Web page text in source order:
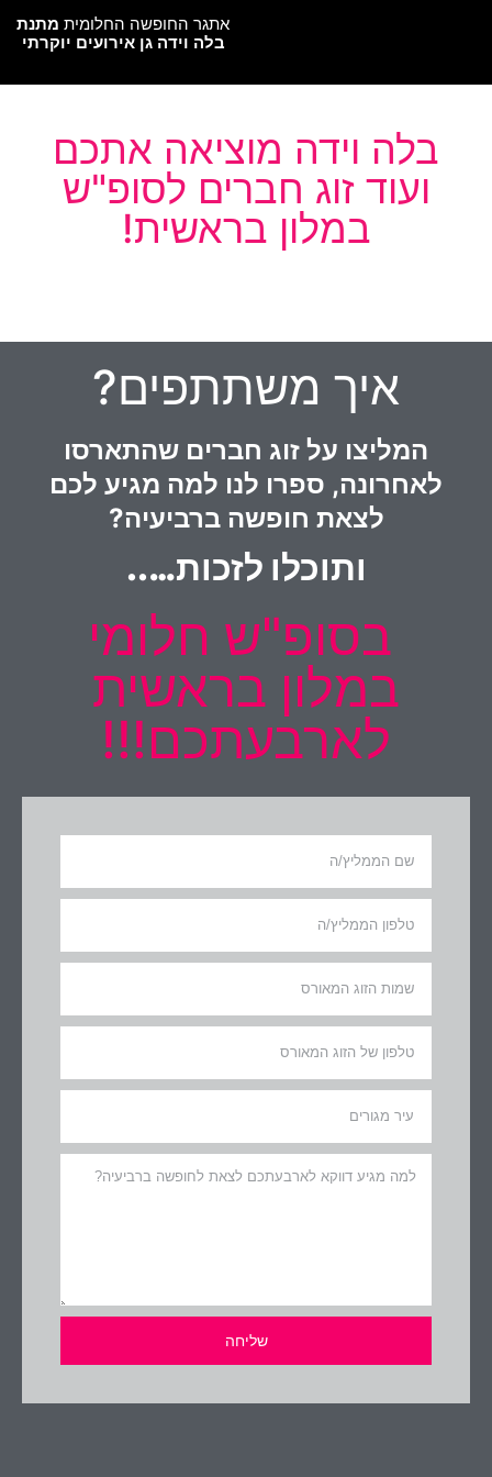
אתגר החופשה החלומית מתנת
בלה וידה גן אירועים יוקרתי
בלה וידה מוציאה אתכם
ועוד זוג חברים לסופ"ש
במלון בראשית!
איך משתתפים?
המליצו על זוג חברים שהתארסו
לאחרונה, ספרו לנו למה מגיע לכם
לצאת חופשה ברביעיה?
ותוכלו לזכות…..
בסופ"ש חלומי
במלון בראשית
לארבעתכם!!!
שליחה